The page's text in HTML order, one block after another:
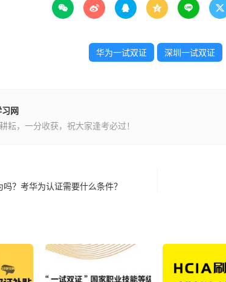
     
华为一试双证 深圳一试双证
网
耘，一分收获，祝大家逢考必过！
？考华为认证需要什么条件？